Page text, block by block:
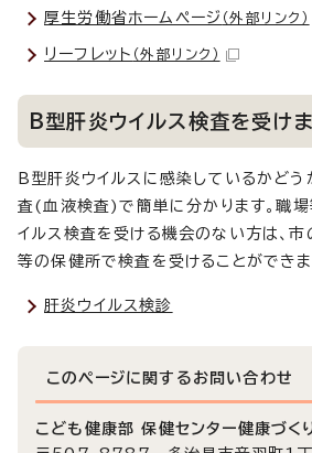
厚生労働省ホームページ （外部リンク）
リーフレット （外部リンク）
B型肝炎ウイルス検査を受け
B型肝炎ウイルスに感染しているかどう
査(血液検査)で簡単に分かります。職
イルス検査を受ける機会のない方は、
等の保健所で検査を受けることができま
肝炎ウイルス検診
このページに関する お問い合わせ
こども健康部 保健センター健康づく